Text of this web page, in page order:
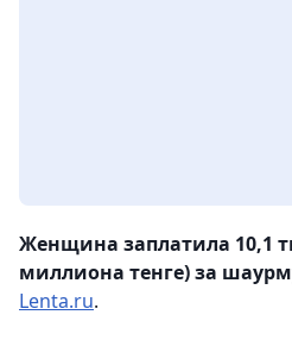
Женщина заплатила 10,1
миллиона тенге) за
Lenta.ru.